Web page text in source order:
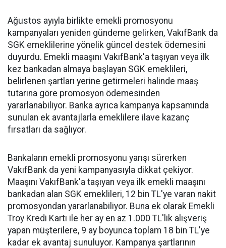
Ağustos ayıyla birlikte emekli promosyonu
kampanyaları yeniden gündeme gelirken, VakıfBank da
SGK emeklilerine yönelik güncel destek ödemesini
duyurdu. Emekli maaşını VakıfBank'a taşıyan veya ilk
kez bankadan almaya başlayan SGK emeklileri,
belirlenen şartları yerine getirmeleri halinde maaş
tutarına göre promosyon ödemesinden
yararlanabiliyor. Banka ayrıca kampanya kapsamında
sunulan ek avantajlarla emeklilere ilave kazanç
fırsatları da sağlıyor.
Bankaların emekli promosyonu yarışı sürerken
VakıfBank da yeni kampanyasıyla dikkat çekiyor.
Maaşını VakıfBank'a taşıyan veya ilk emekli maaşını
bankadan alan SGK emeklileri, 12 bin TL'ye varan nakit
promosyondan yararlanabiliyor. Buna ek olarak Emekli
Troy Kredi Kartı ile her ay en az 1.000 TL'lik alışveriş
yapan müşterilere, 9 ay boyunca toplam 18 bin TL'ye
kadar ek avantaj sunuluyor. Kampanya şartlarının